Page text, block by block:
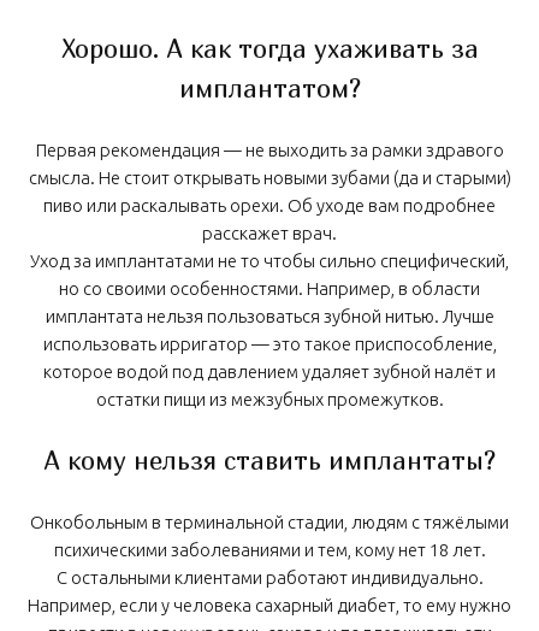
Хорошо. А как тогда ухаживать за
имплантатом?
Первая рекомендация — не выходить за рамки здравого
смысла. Не стоит открывать новыми зубами (да и старыми)
пиво или раскалывать орехи. Об уходе вам подробнее
расскажет врач.
Уход за имплантатами не то чтобы сильно специфический,
но со своими особенностями. Например, в области
имплантата нельзя пользоваться зубной нитью. Лучше
использовать ирригатор — это такое приспособление,
которое водой под давлением удаляет зубной налёт и
остатки пищи из межзубных промежутков.
А кому нельзя ставить имплантаты?
Онкобольным в терминальной стадии, людям с тяжёлыми
психическими заболеваниями и тем, кому нет 18 лет.
С остальными клиентами работают индивидуально.
Например, если у человека сахарный диабет, то ему нужно